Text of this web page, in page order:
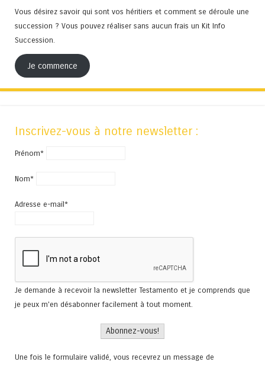
Vous désirez savoir qui sont vos héritiers et comment se déroule une
succession ? Vous pouvez réaliser sans aucun frais un Kit Info
Succession.
Je commence
Inscrivez-vous à notre newsletter :
Prénom*
Nom*
Adresse e-mail*
Je demande à recevoir la newsletter Testamento et je comprends que
je peux m'en désabonner facilement à tout moment.
Une fois le formulaire validé, vous recevrez un message de